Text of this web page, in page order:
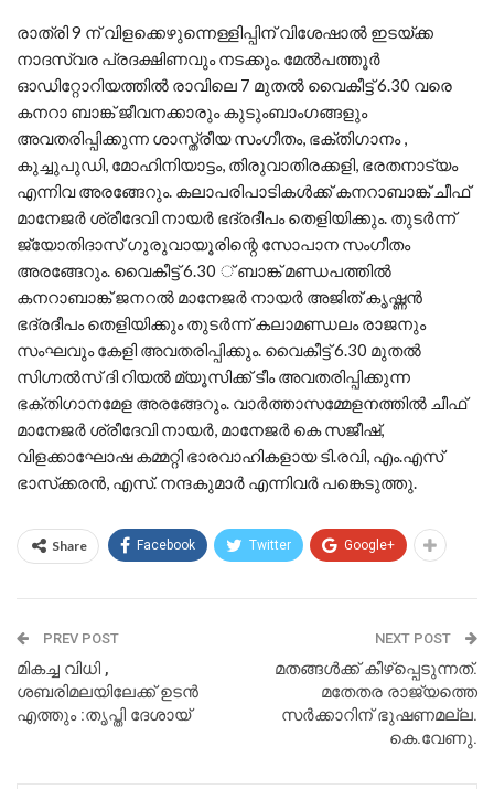
രാത്രി 9 ന് വിളക്കെഴുന്നെള്ളിപ്പിന് വിശേഷാൽ ഇടയ്ക്ക
നാദസ്വര പ്രദക്ഷിണവും നടക്കും. മേൽപത്തൂർ
ഓഡിറ്റോറിയത്തിൽ രാവിലെ 7 മുതൽ വൈകീട്ട് 6.30 വരെ
കനറാ ബാങ്ക് ജീവനക്കാരും കുടുംബാംഗങ്ങളും
അവതരിപ്പിക്കുന്ന ശാസ്ത്രീയ സംഗീതം, ഭക്തിഗാനം ,
കുച്ചുപുഡി, മോഹിനിയാട്ടം, തിരുവാതിരക്കളി, ഭരതനാട്യം
എന്നിവ അരങ്ങേറും. കലാപരിപാടികൾക്ക് കനറാബാങ്ക് ചീഫ്
മാനേജർ ശ്രീദേവി നായർ ഭദ്രദീപം തെളിയിക്കും. തുടർന്ന്
ജ്യോതിദാസ് ഗുരുവായൂരിന്റെ സോപാന സംഗീതം
അരങ്ങേറും. വൈകീട്ട് 6.30 ് ബാങ്ക് മണ്ഡപത്തിൽ
കനറാബാങ്ക് ജനറൽ മാനേജർ നായർ അജിത് കൃഷ്ണൻ
ഭദ്രദീപം തെളിയിക്കും തുടർന്ന് കലാമണ്ഡലം രാജനും
സംഘവും കേളി അവതരിപ്പിക്കും. വൈകീട്ട് 6.30 മുതൽ
സിഗ്നൽസ് ദി റിയൽ മ്യൂസിക്ക് ടീം അവതരിപ്പിക്കുന്ന
ഭക്തിഗാനമേള അരങ്ങേറും. വാർത്താസമ്മേളനത്തിൽ ചീഫ്
മാനേജർ ശ്രീദേവി നായർ, മാനേജർ കെ സജീഷ്,
വിളക്കാഘോഷ കമ്മറ്റി ഭാരവാഹികളായ ടി.രവി, എം.എസ്
ഭാസ്‌ക്കരൻ, എസ്. നന്ദകുമാർ എന്നിവർ പങ്കെടുത്തു.
Share Facebook Twitter Google+
PREV POST
മികച്ച വിധി ,
ശബരിമലയിലേക്ക് ഉടന്‍
എത്തും :തൃപ്തി ദേശായ്
NEXT POST
മതങ്ങള്‍ക്ക് കീഴ്പ്പെടുന്നത്.
മതേതര രാജ്യത്തെ
സര്‍ക്കാറിന് ഭുഷണമല്ല.
കെ.വേണു.